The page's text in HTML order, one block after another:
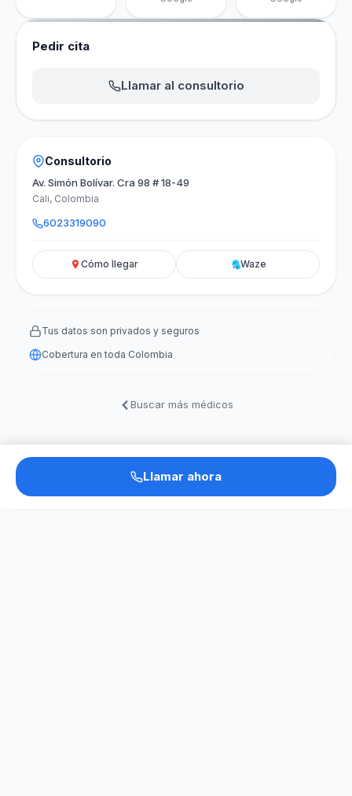
Pedir cita
Llamar al consultorio
Consultorio
Av. Simón Bolívar. Cra 98 # 18-49
Cali, Colombia
6023319090
Cómo llegar Waze
Tus datos son privados y seguros
Cobertura en toda Colombia
Buscar más médicos
Llamar ahora